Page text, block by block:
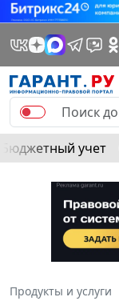
Бюджетный учет
Продукты и услуги